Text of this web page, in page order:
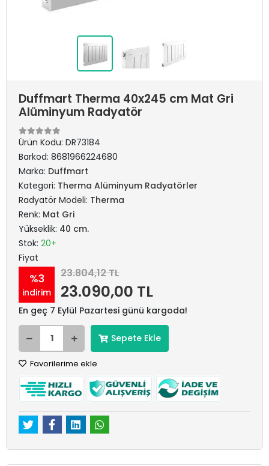
Duffmart Therma 40x245 cm Mat Gri
Alüminyum Radyatör
Ürün Kodu: DR73184
Barkod: 8681966224680
Marka: Duffmart
Kategori: Therma Alüminyum Radyatörler
Radyatör Modeli: Therma
Renk: Mat Gri
Yükseklik: 40 cm.
Stok: 20+
Fiyat
%3
indirim
23.804,12 TL
23.090,00 TL
En geç 7 Eylül Pazartesi günü kargoda!
Sepete Ekle
Favorilerime ekle